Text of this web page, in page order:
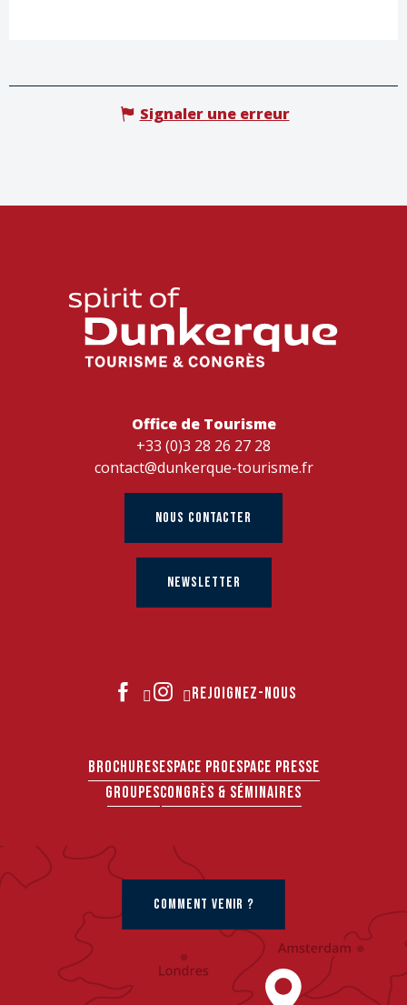
Signaler une erreur
Office de Tourisme
+33 (0)3 28 26 27 28
contact@dunkerque-tourisme.fr
NOUS CONTACTER
NEWSLETTER
REJOIGNEZ-NOUS
BROCHURESESPACE PROESPACE PRESSE
GROUPESCONGRÈS & SÉMINAIRES
COMMENT VENIR ?